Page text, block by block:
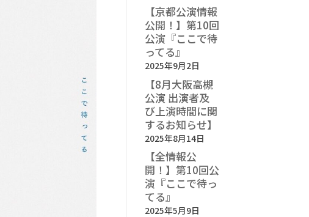
【京都公演情報
公開！】第10回
公演『ここで待
ってる』
2025年9月2日
【8月大阪高槻
公演 出演者及
び上演時間に関
するお知らせ】
2025年8月14日
【全情報公
開！】第10回公
演『ここで待っ
てる』
2025年5月9日